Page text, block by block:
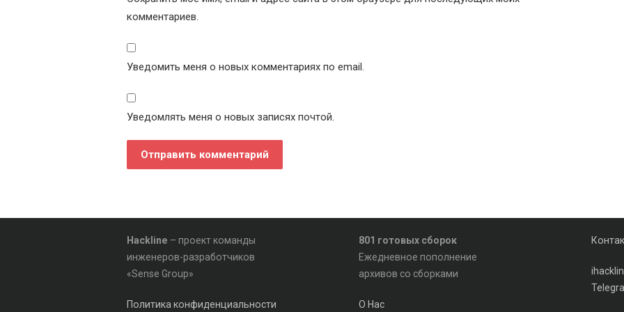
комментариев.
Уведомить меня о новых комментариях по email.
Уведомлять меня о новых записях почтой.
Hackline – проект команды
инженеров-разработчиков
«Sense Group»
Политика конфиденциальности
801 готовых сборок
Ежедневное пополнение
архивов со сборками
О Нас